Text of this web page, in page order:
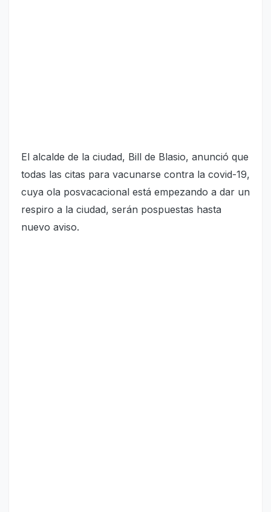
El alcalde de la ciudad, Bill de Blasio, anunció que
todas las citas para vacunarse contra la covid-19,
cuya ola posvacacional está empezando a dar un
respiro a la ciudad, serán pospuestas hasta
nuevo aviso.